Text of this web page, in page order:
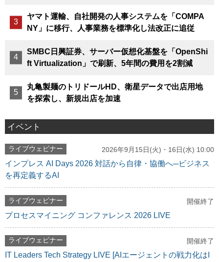
ヤマト運輸、自社開発の人事システムを「COMPA
NY」に移行、人事業務を標準化し法改正に追従
SMBC日興証券、サーバー仮想化基盤を「OpenShi
ft Virtualization」で刷新、5年間の費用を2割減
丸亀製麺のトリドールHD、衛星データで出店用地
を探索し、新規出店を加速
イベント
ライブウェビナー 2026年9月15日(火)・16日(水) 10:00
インプレス AI Days 2026 対話から自律・協働へ─ビジネス
を再定義するAI
ライブウェビナー 開催終了
プロセスマイニング コンファレンス 2026 LIVE
ライブウェビナー 開催終了
IT Leaders Tech Strategy LIVE [AIエージェントの戦力化はI